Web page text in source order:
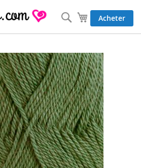
Mon panier
Acheter
Rechercher